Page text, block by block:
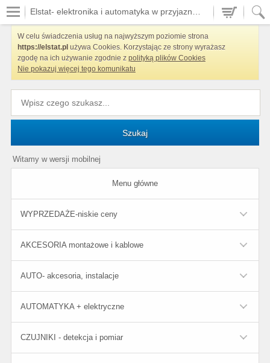
W celu świadczenia usług na najwyższym poziomie strona
https://elstat.pl używa Cookies. Korzystając ze strony wyrażasz
zgodę na ich używanie zgodnie z polityką plików Cookies
Nie pokazuj więcej tego komunikatu
Szukaj
Witamy w wersji mobilnej
Menu główne
WYPRZEDAŻE-niskie ceny
AKCESORIA montażowe i kablowe
AUTO- akcesoria, instalacje
AUTOMATYKA + elektryczne
CZUJNIKI - detekcja i pomiar